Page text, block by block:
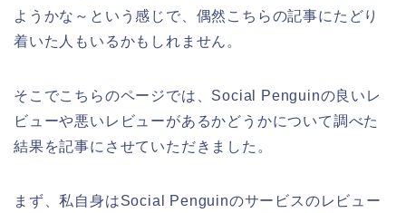
ようかな～という感じで、偶然こちらの記事にたどり
着いた人もいるかもしれません。
そこでこちらのページでは、Social Penguinの良いレ
ビューや悪いレビューがあるかどうかについて調べた
結果を記事にさせていただきました。
まず、私自身はSocial Penguinのサービスのレビュー